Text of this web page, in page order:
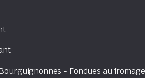
- Fondues au fromage